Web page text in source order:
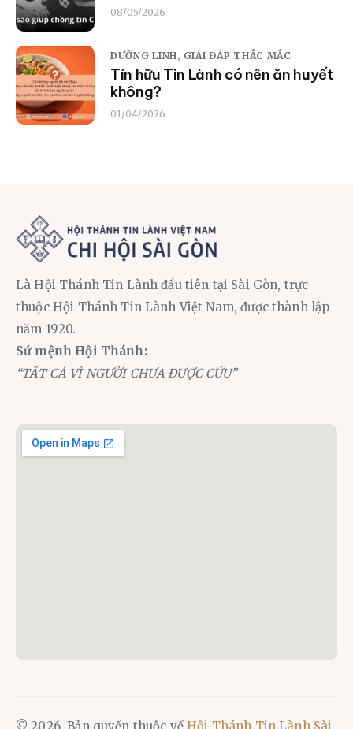
08/05/2026
DƯỠNG LINH, GIẢI ĐÁP THẮC MẮC
Tín hữu Tin Lành có nên ăn huyết
không?
01/04/2026
Là Hội Thánh Tin Lành đầu tiên tại Sài Gòn, trực
thuộc Hội Thánh Tin Lành Việt Nam, được thành lập
năm 1920.
Sứ mệnh Hội Thánh:
“TẤT CẢ VÌ NGƯỜI CHƯA ĐƯỢC CỨU”